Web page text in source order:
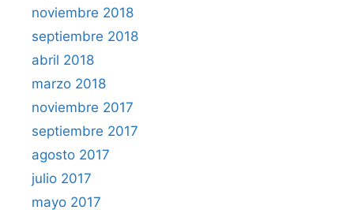
noviembre 2018
septiembre 2018
abril 2018
marzo 2018
noviembre 2017
septiembre 2017
agosto 2017
julio 2017
mayo 2017